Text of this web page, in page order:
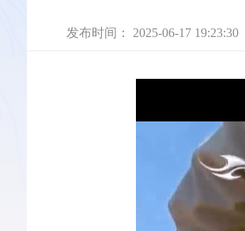
发布时间： 2025-06-17 19:23:30